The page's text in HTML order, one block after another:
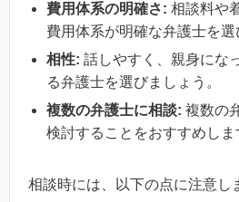
費用体系の明確さ: 相談料や
費用体系が明確な弁護士を選
相性: 話しやすく、親身にな
る弁護士を選びましょう。
複数の弁護士に相談: 複数の
検討することをおすすめしま
相談時には、以下の点に注意し